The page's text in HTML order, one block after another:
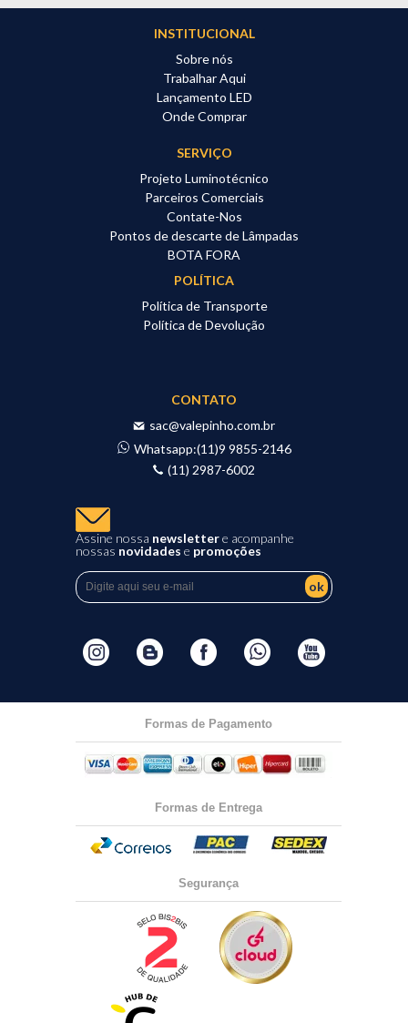
INSTITUCIONAL
Sobre nós
Trabalhar Aqui
Lançamento LED
Onde Comprar
SERVIÇO
Projeto Luminotécnico
Parceiros Comerciais
Contate-Nos
Pontos de descarte de Lâmpadas
BOTA FORA
POLÍTICA
Política de Transporte
Política de Devolução
CONTATO
sac@valepinho.com.br
Whatsapp:(11)9 9855-2146
(11) 2987-6002
Assine nossa newslettere acompanhe
nossas novidades e promoções
ok
Formas de Pagamento
Formas de Entrega
Segurança